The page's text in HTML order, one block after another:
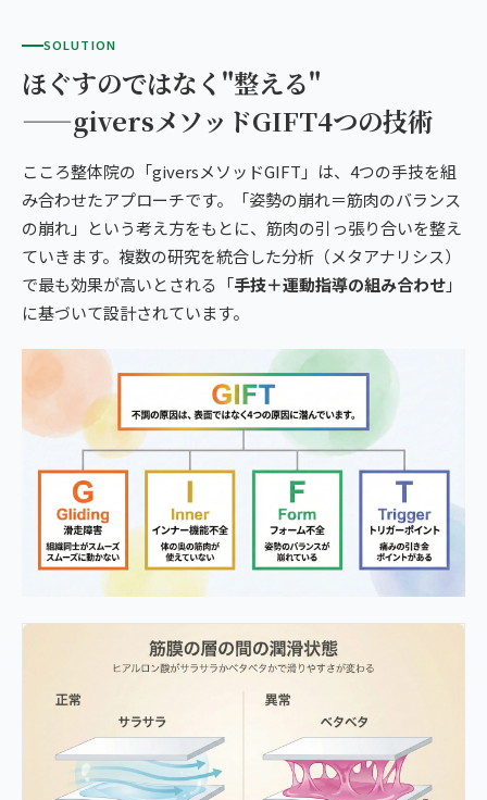
SOLUTION
ほぐすのではなく"整える"
——giversメソッドGIFT4つの技術
こころ整体院の「giversメソッドGIFT」は、4つの手技を組
み合わせたアプローチです。「姿勢の崩れ＝筋肉のバランス
の崩れ」という考え方をもとに、筋肉の引っ張り合いを整え
ていきます。複数の研究を統合した分析（メタアナリシス）
で最も効果が高いとされる「手技＋運動指導の組み合わせ」
に基づいて設計されています。